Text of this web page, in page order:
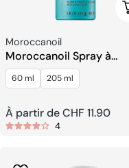
Fournisseur:
Moroccanoil
Moroccanoil Spray à
Texture Sèche
60 ml 205 ml
Prix
À partir de CHF 11.90
4